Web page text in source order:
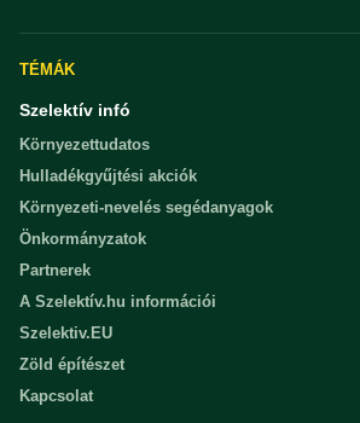
TÉMÁK
Szelektív infó
Környezettudatos
Hulladékgyűjtési akciók
Környezeti-nevelés segédanyagok
Önkormányzatok
Partnerek
A Szelektív.hu információi
Szelektiv.EU
Zöld építészet
Kapcsolat